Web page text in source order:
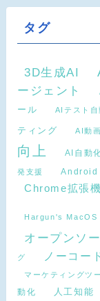
タグ
3D生成AI
ージェント
ール
AIテスト自
ティング
AI動
向上
AI自動
発支援 Android
Chrome拡張
Hargun's MacOS
オープンソ
グ ノーコー
マーケティングツ
動化
人工知能